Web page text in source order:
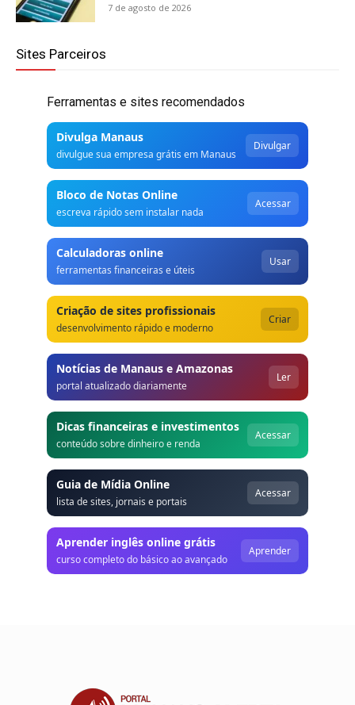
7 de agosto de 2026
Sites Parceiros
Ferramentas e sites recomendados
Divulga Manaus
divulgue sua empresa grátis em Manaus
Divulgar
Bloco de Notas Online
escreva rápido sem instalar nada
Acessar
Calculadoras online
ferramentas financeiras e úteis
Usar
Criação de sites profissionais
desenvolvimento rápido e moderno
Criar
Notícias de Manaus e Amazonas
portal atualizado diariamente
Ler
Dicas financeiras e investimentos
conteúdo sobre dinheiro e renda
Acessar
Guia de Mídia Online
lista de sites, jornais e portais
Acessar
Aprender inglês online grátis
curso completo do básico ao avançado
Aprender